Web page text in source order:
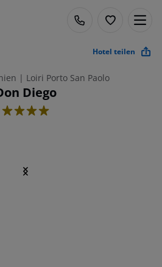
Hotel teilen
| Loiri Porto San Paolo
Diego
4